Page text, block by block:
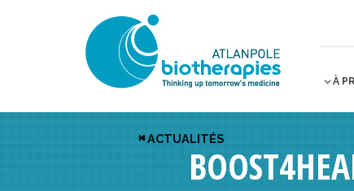
À
ACTUALITÉS